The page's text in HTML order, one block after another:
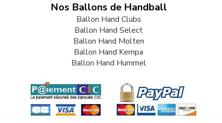
Nos Ballons de Handball
Ballon Hand Clubs
Ballon Hand Select
Ballon Hand Molten
Ballon Hand Kempa
Ballon Hand Hummel